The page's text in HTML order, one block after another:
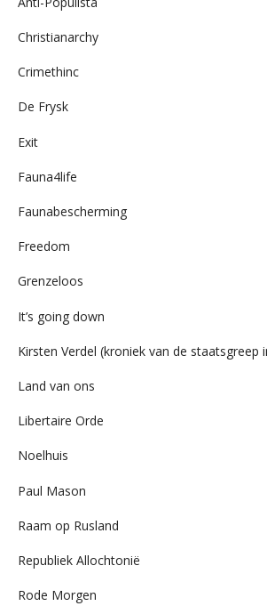
Christianarchy
Crimethinc
De Frysk
Exit
Fauna4life
Faunabescherming
Freedom
Grenzeloos
It’s going down
Kirsten Verdel (kroniek van de staatsgreep
Land van ons
Libertaire Orde
Noelhuis
Paul Mason
Raam op Rusland
Republiek Allochtonië
Rode Morgen